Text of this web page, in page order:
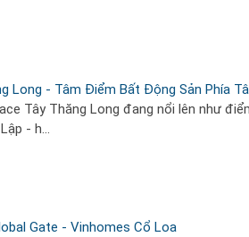
Long - Tâm Điểm Bất Động Sản Phía
Tây Thăng Long đang nổi lên như
- h...
Gate - Vinhomes Cổ Loa